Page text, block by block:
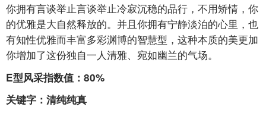
你拥有言谈举止言谈举止冷寂沉稳的品行，不用矫情，你
的优雅是大自然释放的。并且你拥有宁静淡泊的心里，也
有知性优雅而丰富多彩渊博的智慧型，这种本质的美更加
你增加了这份独自一人清雅、宛如幽兰的气场。
E型风采指数值：80%
关键字：清纯纯真